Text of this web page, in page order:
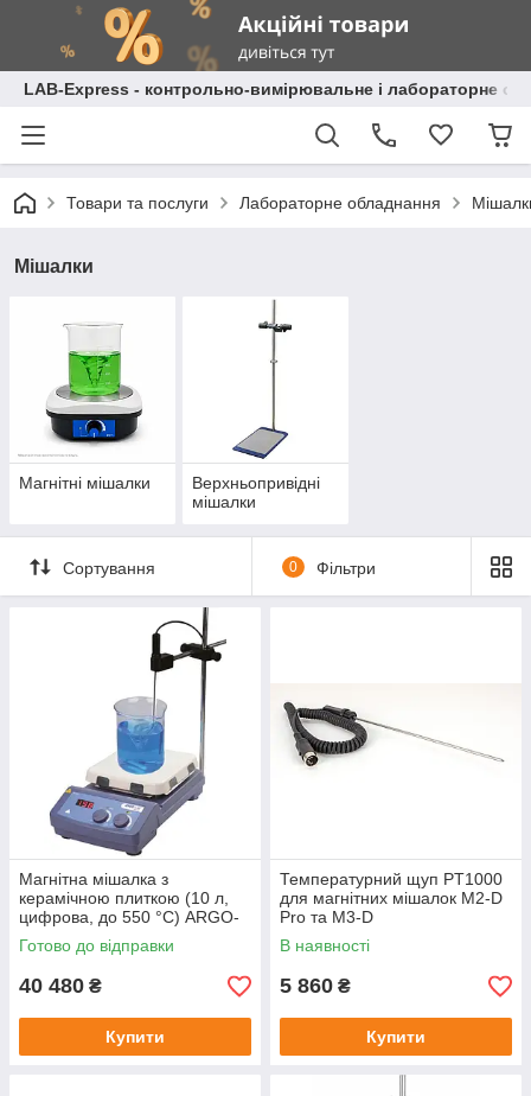
LAB-Express - контрольно-вимірювальне і лабораторне
Товари та послуги Лабораторне обладнання
Мішалки
Магнітні мішалки
Верхньопривідні
мішалки
Сортування 0 Фільтри
Магнітна мішалка з
керамічною плиткою (10 л,
цифрова, до 550 °C) ARGO-
LAB M3-D
Готово до відправки
40 480 ₴
Купити
Температурний щуп PT1000
для магнітних мішалок M2-D
Pro та M3-D
В наявності
5 860 ₴
Купити